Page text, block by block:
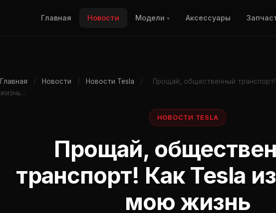
Главная Новости Модели▾ Аксессуары
Главная / Новости / Новости Tesla /
Прощай, общественный
жизнь...
НОВОСТИ TESLA
Прощай,
транспорт! Как Tesla
мою жизнь